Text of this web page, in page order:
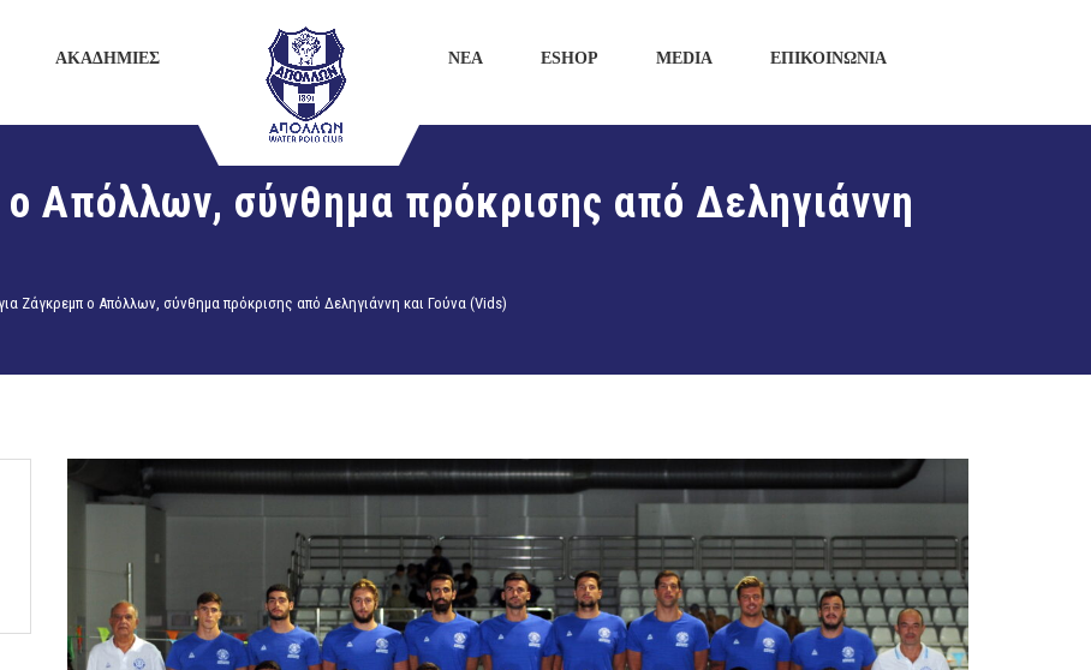
ΑΚΑΔΗΜΙΕΣ ΝΕΑ ESHOP MEDIA ΕΠΙΚΟΙΝΩΝΙΑ
Απόλλων, σύνθημα πρόκρισης από Δεληγιάννη
Ζάγκρεμπ ο Απόλλων, σύνθημα πρόκρισης από Δεληγιάννη και Γούνα (Vids)